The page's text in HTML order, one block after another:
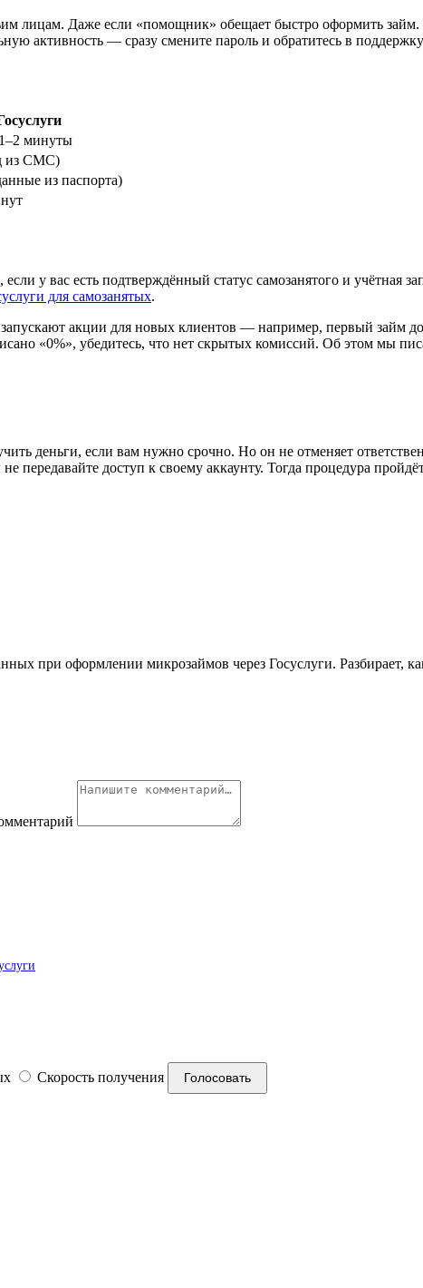
лицам. Даже если «помощник» обещает быстро оформить
активность — сразу смените пароль и обратитесь в
минуты
из СМС)
из паспорта)
если у вас есть подтверждённый статус самозанятого и учётная
для самозанятых.
акции для новых клиентов — например, первый займ
«0%», убедитесь, что нет скрытых комиссий. Об этом мы
деньги, если вам нужно срочно. Но он не отменяет
доступ к своему аккаунту. Тогда процедура
при оформлении микрозаймов через Госуслуги. Разбирает,
Скорость получения Голосовать